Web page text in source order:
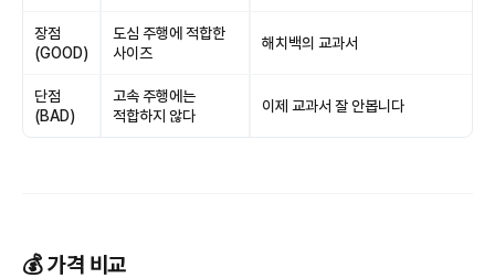
장점
(GOOD)
도심 주행에 적합한
사이즈
해치백의 교과서
단점
(BAD)
고속 주행에는
적합하지 않다
이제 교과서 잘 안봅니다
💰 가격 비교